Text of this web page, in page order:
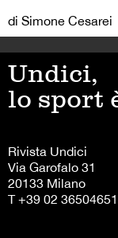
di Simone Cesarei
Undici,
lo sport
Rivista Undici
Via Garofalo 31
20133 Milano
T +39 02 36504651